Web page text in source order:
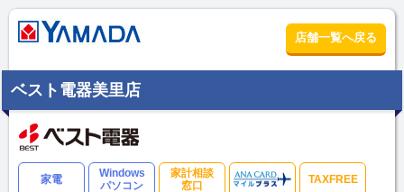
店舗一覧へ戻る
ベスト電器美里店
家電
Windows
パソコン
家計相談
窓口
TAXFREE